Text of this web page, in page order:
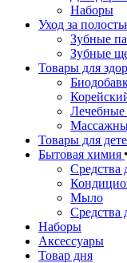
Наборы
Уход за
Зубные
Зубные
Товары для
Лечебные
Товары для
Бытовая химия
Средства
Мыло
Средства
Наборы
Аксессуары
Товар дня